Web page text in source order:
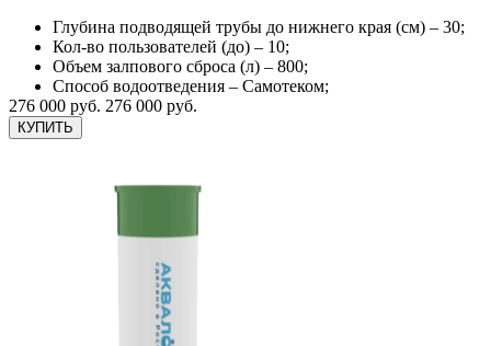
Глубина подводящей трубы до нижнего края (см) – 30;
Кол-во пользователей (до) – 10;
Объем залпового сброса (л) – 800;
Способ водоотведения – Самотеком;
276 000 руб. 276 000 руб.
КУПИТЬ